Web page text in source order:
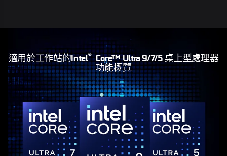
適用於工作站的Intel®Core™ Ultra 9/7/5 桌上型處理器
功能概覽